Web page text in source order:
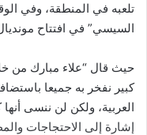
تلعبه في المنطقة، وفي
السيسي” في افتتاح مونديال
حيث قال “علاء مبارك من
كبير نفخر به جميعا
العربية، ولكن لن ننسى
إشارة إلى الاحتجاجات